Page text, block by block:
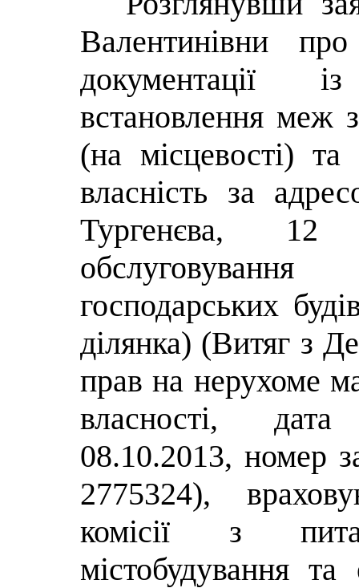
Валентинівни про
документації
встановлення меж
(на місцевості) та
власність за
Тургенєва,
господарських
ділянка) (Витяг з
прав на нерухоме
власності, дата
08.10.2013, номер
2775324),
комісії з
містобудування та